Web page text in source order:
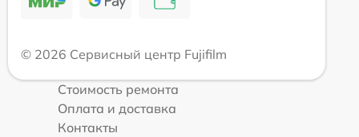
© 2026 Сервисный центр Fujifilm
Стоимость ремонта
Оплата и доставка
Контакты